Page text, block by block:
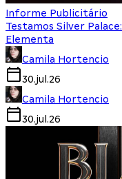
Informe Publicitário
Testamos Silver
Elementa
Camila Hortencio
30.jul.26
Camila Hortencio
30.jul.26